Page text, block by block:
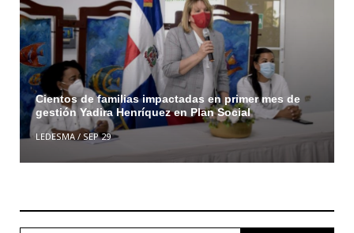
Cientos de familias impactadas en primer mes de
gestión Yadira Henríquez en Plan Social
LEDESMA/ SEP 29